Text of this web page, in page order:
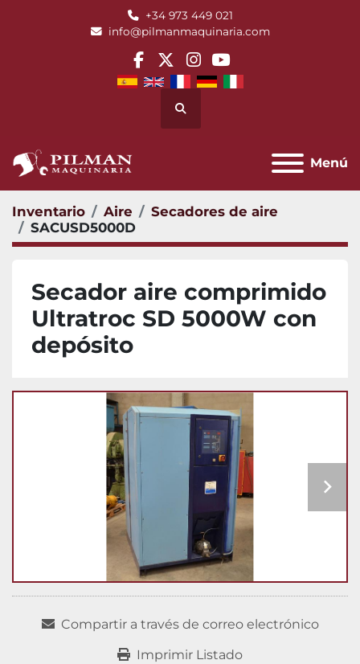
+34 973 449 021
info@pilmanmaquinaria.com
facebook
twitterinstagram
youtube
Buscar
Menú
Inventario Aire
Secadores de aire
SACUSD5000D
Secador aire comprimido
Ultratroc SD 5000W con
depósito
Compartir a través de correo electrónico
Imprimir Listado